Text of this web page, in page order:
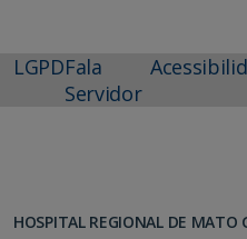
LGPDFala
Servidor
HOSPITAL REGIONAL DE MATO